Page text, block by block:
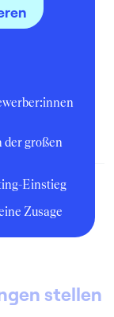
Unternehmen
stellen
der großen
Einstieg
Zusage